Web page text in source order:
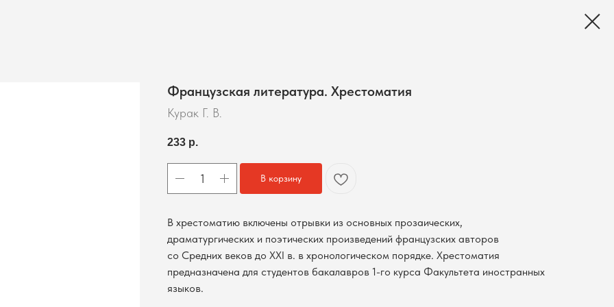
Французская литература. Хрестоматия
Курак Г. В.
233 р.
В корзину
В хрестоматию включены отрывки из основных прозаических,
драматургических и поэтических произведений французских авторов
со Средних веков до XXI в. в хронологическом порядке. Хрестоматия
предназначена для студентов бакалавров 1-го курса Факультета иностранных
языков.